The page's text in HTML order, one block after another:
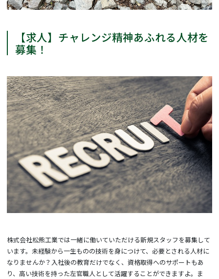
【求人】チャレンジ精神あふれる人材を
募集！
株式会社松熊工業では一緒に働いていただける新規スタッフを募集して
います。未経験から一生ものの技術を身につけて、必要とされる人材に
なりませんか？入社後の教育だけでなく、資格取得へのサポートもあ
り、高い技術を持った左官職人として活躍することができますよ。ま